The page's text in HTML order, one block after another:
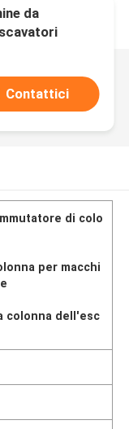
da
Contattici
di colo
per macchi
colonna dell'esc